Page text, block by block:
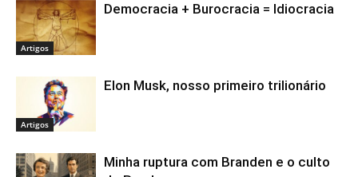
Artigos
Democracia + Burocracia = Idiocracia
Artigos
Elon Musk, nosso primeiro trilionário
Minha ruptura com Branden e o culto